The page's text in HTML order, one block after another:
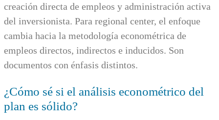
creación directa de empleos y administración activa
del inversionista. Para regional center, el enfoque
cambia hacia la metodología econométrica de
empleos directos, indirectos e inducidos. Son
documentos con énfasis distintos.
¿Cómo sé si el análisis econométrico del
plan es sólido?